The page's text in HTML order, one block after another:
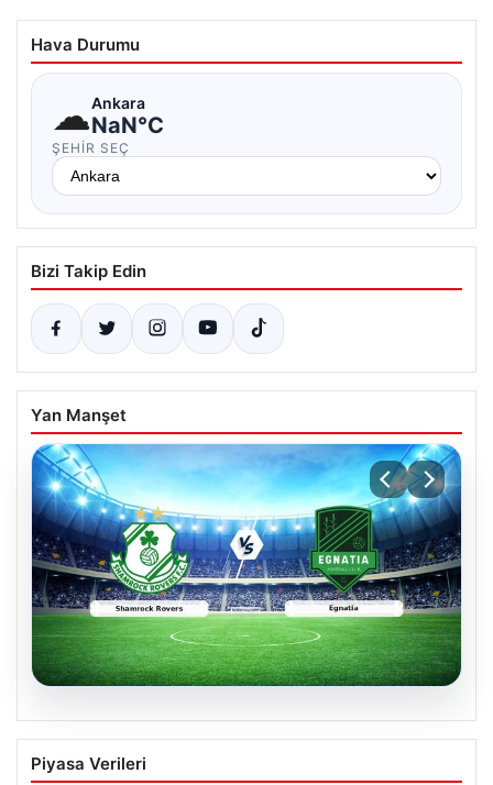
Hava Durumu
☁Ankara
NaN°C
ŞEHIR SEÇ
Bizi Takip Edin
Yan Manşet
Shamrock Rovers ile Egnatia
Karşılaşmasının Detaylı Özeti ve Kritik
Piyasa Verileri